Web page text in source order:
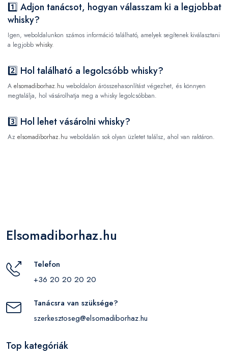
1️⃣ Adjon tanácsot, hogyan válasszam ki a legjobbat
whisky?
Igen, weboldalunkon számos információ található, amelyek segítenek kiválasztani
a legjobb whisky.
2️⃣ Hol található a legolcsóbb whisky?
A elsomadiborhaz.hu weboldalon árösszehasonlítást végezhet, és könnyen
megtalálja, hol vásárolhatja meg a whisky legolcsóbban.
3️⃣ Hol lehet vásárolni whisky?
Az elsomadiborhaz.hu weboldalán sok olyan üzletet találsz, ahol van raktáron.
Elsomadiborhaz.hu
Telefon
+36 20 20 20 20
Tanácsra van szüksége?
szerkesztoseg@elsomadiborhaz.hu
Top kategóriák